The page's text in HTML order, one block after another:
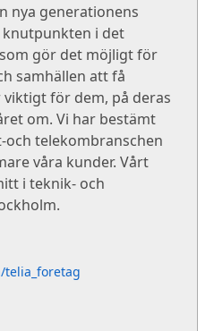
nya generationens
i det
gör det möjligt för
samhällen att få
för dem, på deras
om. Vi har bestämt
telekombranschen
våra kunder. Vårt
i teknik- och
telia_foretag